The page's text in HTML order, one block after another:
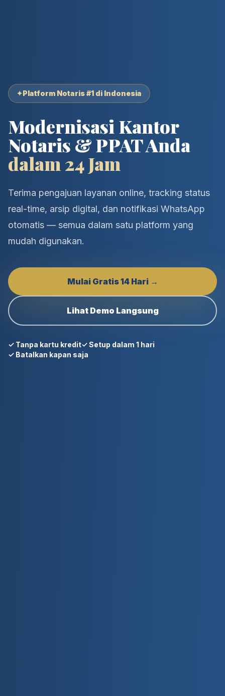
✦Platform Notaris #1 di Indonesia
Modernisasi Kantor
Notaris & PPAT Anda
dalam 24 Jam
Terima pengajuan layanan online, tracking status
real-time, arsip digital, dan notifikasi WhatsApp
otomatis — semua dalam satu platform yang
mudah digunakan.
Mulai Gratis 14 Hari →
Lihat Demo Langsung
✓ Tanpa kartu kredit✓ Setup dalam 1 hari
✓ Batalkan kapan saja